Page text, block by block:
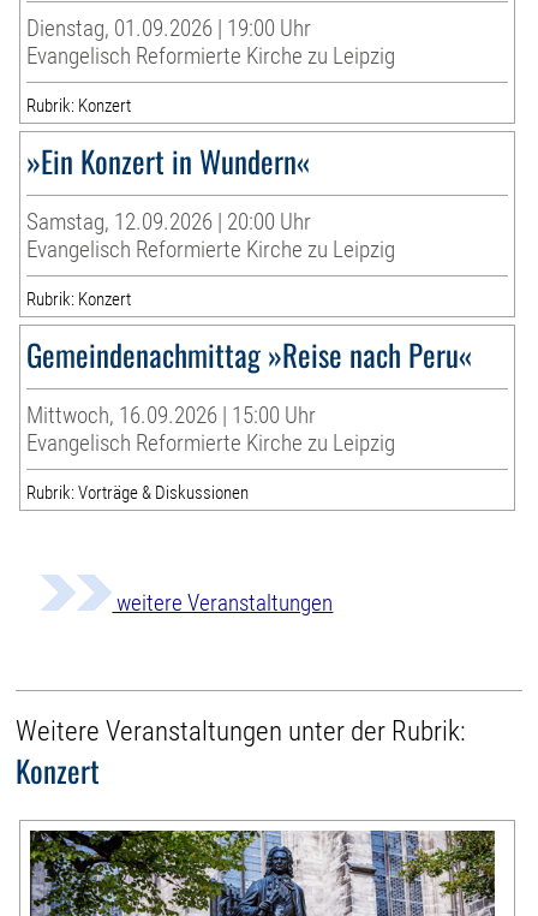
Dienstag, 01.09.2026 | 19:00 Uhr
Evangelisch Reformierte Kirche zu Leipzig
Rubrik: Konzert
»Ein Konzert in Wundern«
Samstag, 12.09.2026 | 20:00 Uhr
Evangelisch Reformierte Kirche zu Leipzig
Rubrik: Konzert
Gemeindenachmittag »Reise nach Peru«
Mittwoch, 16.09.2026 | 15:00 Uhr
Evangelisch Reformierte Kirche zu Leipzig
Rubrik: Vorträge & Diskussionen
weitere Veranstaltungen
Weitere Veranstaltungen unter der Rubrik:
Konzert